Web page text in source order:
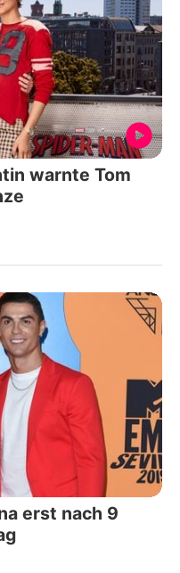
warnte Tom
erst nach 9